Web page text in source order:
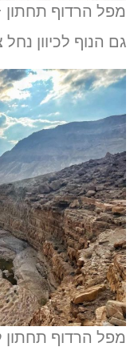
מפל הרדוף תחתון – 35
גם הנוף לכיוון
מפל הרדוף תחתון